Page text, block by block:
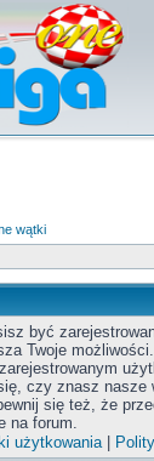
wątki
być
Twoje
czy znasz nasze
się też, że
na forum.
użytkowania|